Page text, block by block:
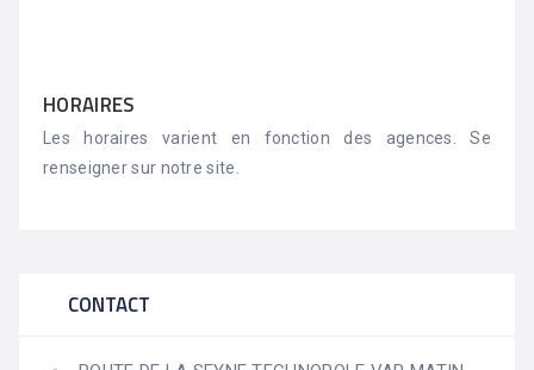
HORAIRES
Les horaires varient en fonction des agences. Se
renseigner sur notre site.
CONTACT